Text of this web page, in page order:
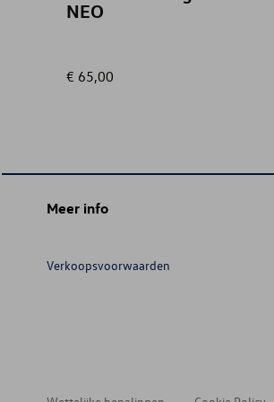
NEO
€ 65,00
Meer info
Verkoopsvoorwaarden